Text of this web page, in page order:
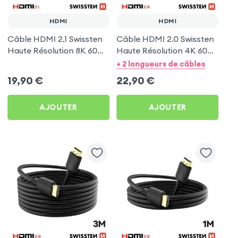
HDMI
Câble HDMI 2.1 Swissten
Haute Résolution 8K 60Hz
19,90 €
AJOUTER
HDMI
Câble HDMI 2.0 Swissten
Haute Résolution 4K 60Hz
5m Noir
+ 2 longueurs de câbles
22,90 €
AJOUTER